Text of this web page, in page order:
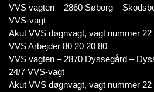
VVS vagten – 2860 Søborg –
VVS-vagt
Akut VVS døgnvagt, vagt nummer 22
VVS Arbejder 80 20 20 80
VVS vagten – 2870 Dyssegård –
24/7 VVS-vagt
Akut VVS døgnvagt, vagt nummer 22